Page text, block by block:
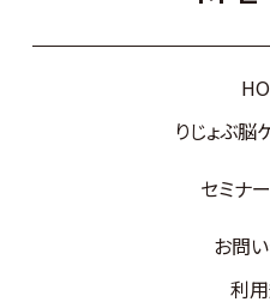
りじょぶ脳
セミナ
お問
利